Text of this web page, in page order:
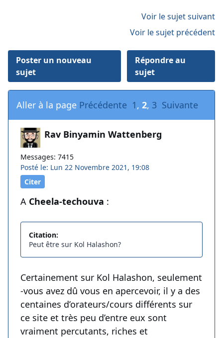
Voir le sujet suivant
Voir le sujet précédent
Poster un nouveau
sujet
Répondre au
sujet
Aller à la page Précédente 1, 2, 3 Suivante
Rav Binyamin Wattenberg
Messages: 7415
Posté le: Lun 22 Novembre 2021, 19:08
Citer
A Cheela-techouva :
Citation:
Peut être sur Kol Halashon?
Certainement sur Kol Halashon, seulement
-vous avez dû vous en apercevoir, il y a des
centaines d’orateurs/cours différents sur
ce site et très peu d’entre eux sont
vraiment percutants, riches et